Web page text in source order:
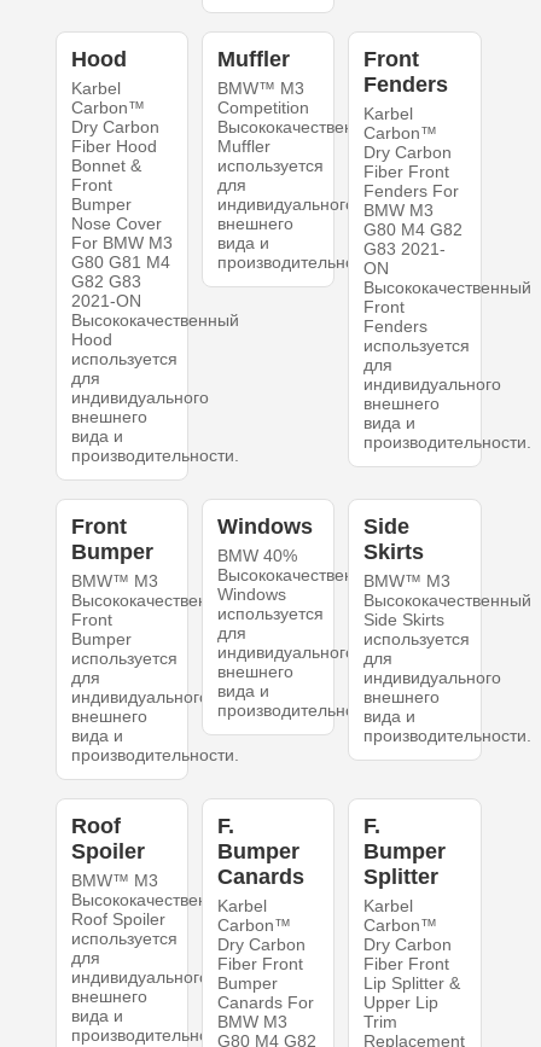
Hood
Karbel
Carbon™
Dry Carbon
Fiber Hood
Bonnet &
Front
Bumper
Nose Cover
For BMW M3
G80 G81 M4
G82 G83
2021-ON
Высококачественный
Hood
используется
для
индивидуального
внешнего
вида и
производительности.
Muffler
BMW™ M3
Competition
Высококачественный
Muffler
используется
для
индивидуального
внешнего
вида и
производительности.
Front
Fenders
Karbel
Carbon™
Dry Carbon
Fiber Front
Fenders For
BMW M3
G80 M4 G82
G83 2021-
ON
Высококачественный
Front
Fenders
используется
для
индивидуального
внешнего
вида и
производительности.
Front
Bumper
BMW™ M3
Высококачественный
Front
Bumper
используется
для
индивидуального
внешнего
вида и
производительности.
Windows
BMW 40%
Высококачественный
Windows
используется
для
индивидуального
внешнего
вида и
производительности.
Side
Skirts
BMW™ M3
Высококачественный
Side Skirts
используется
для
индивидуального
внешнего
вида и
производительности.
Roof
Spoiler
BMW™ M3
Высококачественный
Roof Spoiler
используется
для
индивидуального
внешнего
вида и
производительности.
F.
Bumper
Canards
Karbel
Carbon™
Dry Carbon
Fiber Front
Bumper
Canards For
BMW M3
G80 M4 G82
F.
Bumper
Splitter
Karbel
Carbon™
Dry Carbon
Fiber Front
Lip Splitter &
Upper Lip
Trim
Replacement